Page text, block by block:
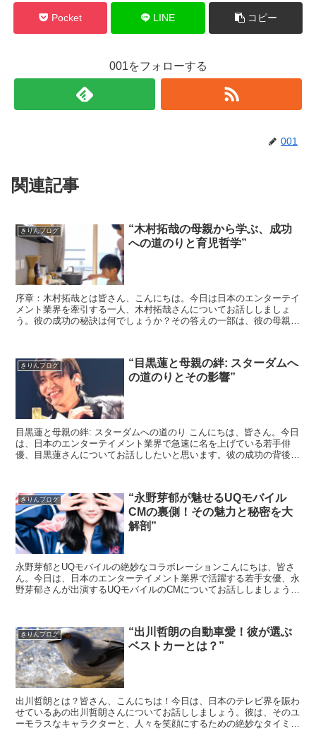
Pocket LINE コピー
001をフォローする
001
関連記事
きりんブログ
“木村拓哉の母親から学ぶ、成功
への道のりと育児哲学”
序章：木村拓哉とは皆さん、こんにちは。今日は日本のエンターテイ
メント業界を牽引する一人、木村拓哉さんについてお話ししましょ
う。彼の成功の秘訣は何でしょうか？その答えの一部は、彼の母親の
きりんブログ
“目黒蓮と母親の絆: スターダムへ
の道のりとその影響”
目黒蓮と母親の絆: スターダムへの道のり こんにちは、皆さん。今日
は、日本のエンターテイメント業界で急速に名を上げている若手俳
優、目黒蓮さんについてお話ししたいと思います。彼の成功の背後に
きりんブログ
“永野芽郁が魅せるUQモバイル
CMの裏側！その魅力と秘密を大
解剖”
永野芽郁とUQモバイルの絶妙なコラボレーションこんにちは、皆さ
ん。今日は、日本のエンターテイメント業界で活躍する若手女優、永
野芽郁さんが出演するUQモバイルのCMについてお話ししましょう。
きりんブログ
“出川哲朗の自動車愛！彼が選ぶ
ベストカーとは？”
出川哲朗とは？皆さん、こんにちは！今日は、日本のテレビ界を賑わ
せているあの出川哲朗さんについてお話ししましょう。彼は、そのユ
ーモラスなキャラクターと、人々を笑顔にするための絶妙なタイミン